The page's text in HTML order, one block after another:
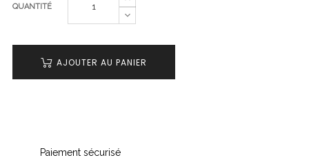
QUANTITÉ
AJOUTER AU PANIER
Paiement sécurisé